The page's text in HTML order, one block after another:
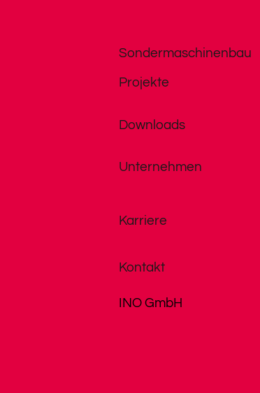
Sondermaschinenbau
Projekte
Downloads
Unternehmen
Karriere
Kontakt
INO GmbH